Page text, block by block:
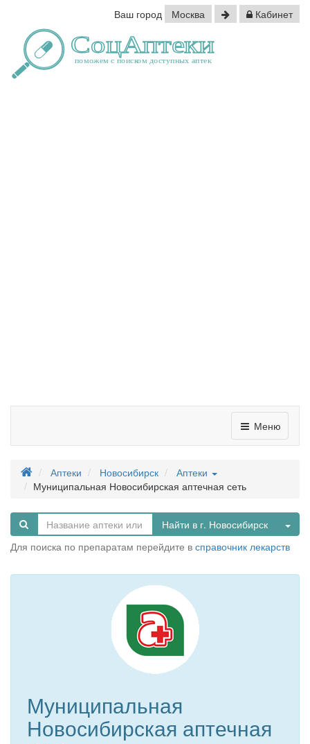
Ваш город Москва Кабинет
Меню
Аптеки Новосибирск
Аптеки
Муниципальная Новосибирская аптечная сеть
Найти в г. Новосибирск
Для поиска по препаратам перейдите в справочник лекарств
Муниципальная
Новосибирская аптечная